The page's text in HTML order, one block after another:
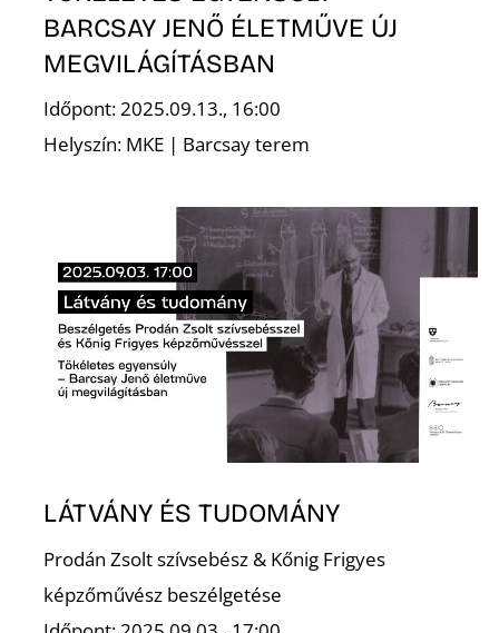
BARCSAY JENŐ ÉLETMŰVE ÚJ
MEGVILÁGÍTÁSBAN
Időpont: 2025.09.13., 16:00
Helyszín: MKE | Barcsay terem
LÁTVÁNY ÉS TUDOMÁNY
Prodán Zsolt szívsebész & Kőnig Frigyes
képzőművész beszélgetése